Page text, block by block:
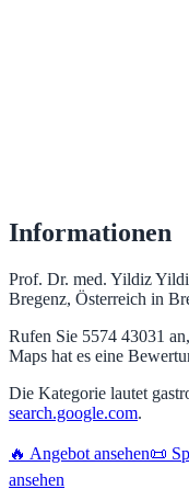
Informationen
Prof. Dr. med. Yildiz
Bregenz, Österreich in
Rufen Sie 5574 43031
Maps hat es eine
Die Kategorie lautet
search.google.com.
🔥 Angebot ansehen📜
ansehen